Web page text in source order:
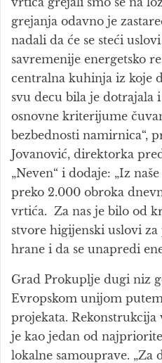
grejanja odavno je
nadali da će se steći
savremenije energetsko
centralna kuhinja iz koje
svu decu bila je dotrajala
osnovne kriterijume
bezbednosti namirnica“,
Jovanović, direktorka
„Neven“ i dodaje: „Iz
preko 2.000 obroka
vrtića. Za nas je bilo od
stvore higijenski uslovi
hrane i da se unapredi
Grad Prokuplje dugi niz
Evropskom unijom
projekata. Rekonstrukcija
je kao jedan od
lokalne samouprave. „Za